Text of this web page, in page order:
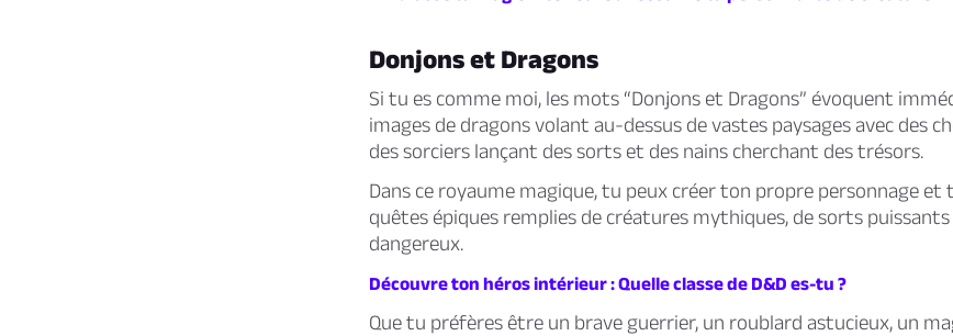
Donjons et Dragons
Si tu es comme moi, les mots “Donjons et Dragons” évoquent
images de dragons volant au-dessus de vastes paysages avec des
des sorciers lançant des sorts et des nains cherchant des trésors.
Dans ce royaume magique, tu peux créer ton propre personnage et
quêtes épiques remplies de créatures mythiques, de sorts
dangereux.
Découvre ton héros intérieur : Quelle classe de D&D es-tu ?
Que tu préfères être un brave guerrier, un roublard astucieux, un